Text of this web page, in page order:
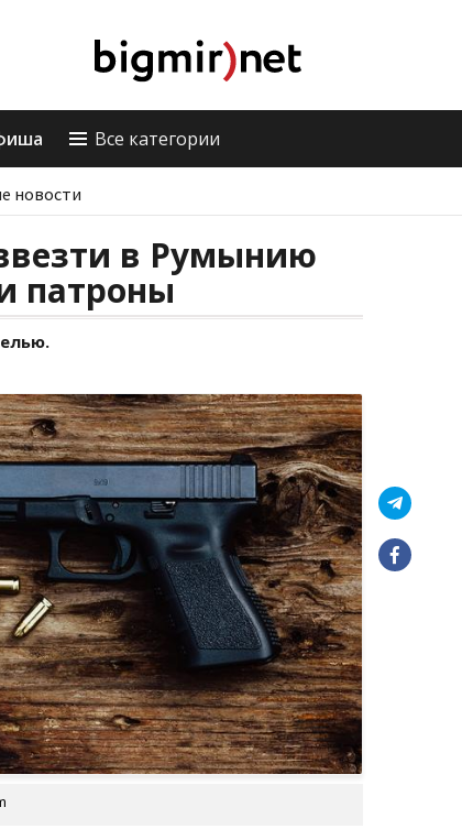
Все категории
новости
в Румынию
патроны